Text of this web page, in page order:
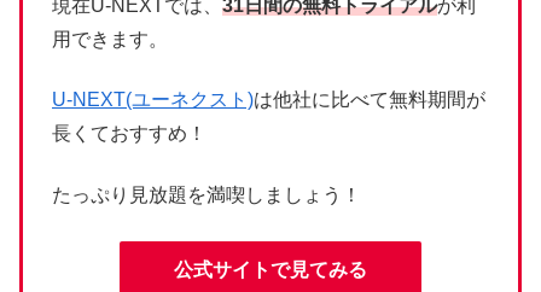
現在U-NEXTでは、 31日間の無料トライアルが利
用できます。
U-NEXT(ユーネクスト)は他社に比べて無料期間が
長くておすすめ！
たっぷり見放題を満喫しましょう！
公式サイトで見てみる